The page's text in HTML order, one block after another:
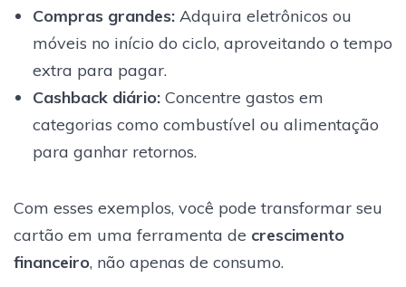
Compras grandes:Adquira eletrônicos ou
móveis no início do ciclo, aproveitando o tempo
extra para pagar.
Cashback diário:Concentre gastos em
categorias como combustível ou alimentação
para ganhar retornos.
Com esses exemplos, você pode transformar seu
cartão em uma ferramenta de crescimento
financeiro, não apenas de consumo.